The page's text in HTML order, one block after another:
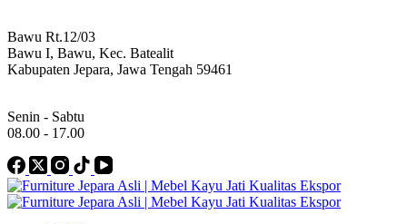
Bawu Rt.12/03
Bawu I, Bawu, Kec. Batealit
Kabupaten Jepara, Jawa Tengah 59461
Senin - Sabtu
08.00 - 17.00